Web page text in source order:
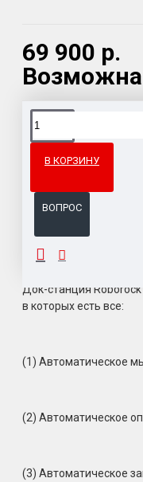
69 900 р.
Возможна
В КОРЗИНУ
ВОПРОС
Доставка
ОПИСАНИЕ
Док-станция
в которых есть все:
(1) Автоматическое
(2) Автоматическое
(3) Автоматическое